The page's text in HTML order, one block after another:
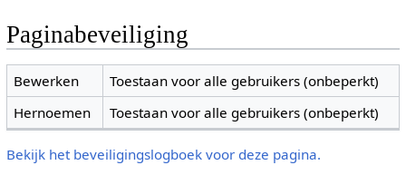
Paginabeveiliging
Bewerken
Toestaan voor alle gebruikers (onbeperkt)
Hernoemen
Toestaan voor alle gebruikers (onbeperkt)
Bekijk het beveiligingslogboek voor deze pagina.